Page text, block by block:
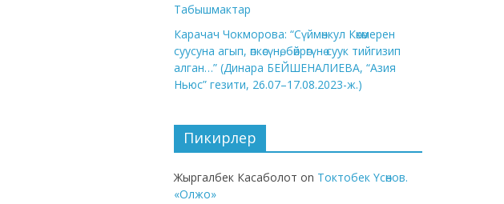
Табышмактар
Карачач Чокморова: “Сүймөнкул Көкөмерен
суусуна агып, өпкөсүнө, бөйрөгүнө суук тийгизип
алган…” (Динара БЕЙШЕНАЛИЕВА, “Азия
Ньюс” гезити, 26.07–17.08.2023-ж.)
Пикирлер
Жыргалбек Касаболот on Токтобек Үсөнов.
«Олжо»